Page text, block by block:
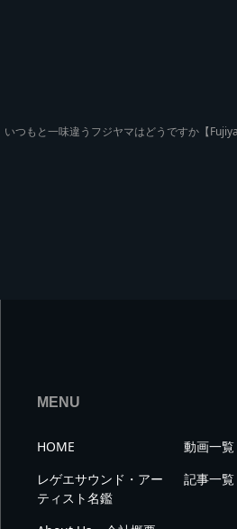
いつもと一味違うフジヤマはどうですか【
MENU
HOME
動画一覧
レゲエサウンド・アー
ティスト名鑑
記事一覧